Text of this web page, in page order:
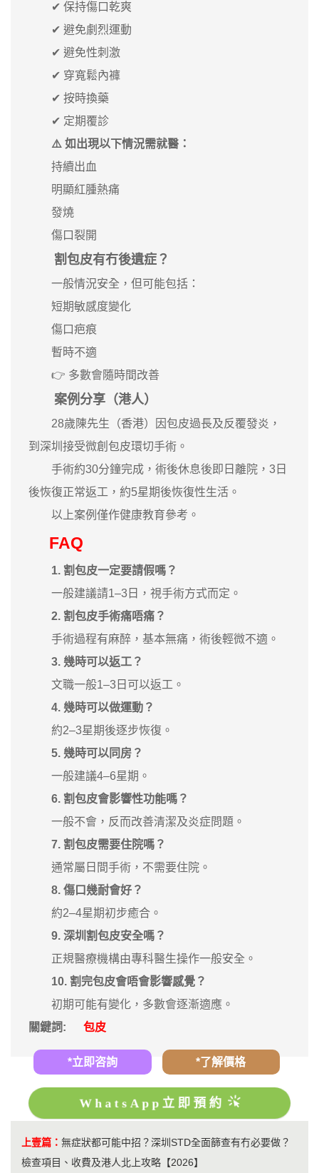
✔ 保持傷口乾爽
✔ 避免劇烈運動
✔ 避免性刺激
✔ 穿寬鬆內褲
✔ 按時換藥
✔ 定期覆診
⚠️ 如出現以下情況需就醫：
持續出血
明顯紅腫熱痛
發燒
傷口裂開
割包皮有冇後遺症？
一般情況安全，但可能包括：
短期敏感度變化
傷口疤痕
暫時不適
👉 多數會隨時間改善
案例分享（港人）
28歲陳先生（香港）因包皮過長及反覆發炎，
到深圳接受微創包皮環切手術。
手術約30分鐘完成，術後休息後即日離院，3日
後恢復正常返工，約5星期後恢復性生活。
以上案例僅作健康教育參考。
FAQ
1. 割包皮一定要請假嗎？
一般建議請1–3日，視手術方式而定。
2. 割包皮手術痛唔痛？
手術過程有麻醉，基本無痛，術後輕微不適。
3. 幾時可以返工？
文職一般1–3日可以返工。
4. 幾時可以做運動？
約2–3星期後逐步恢復。
5. 幾時可以同房？
一般建議4–6星期。
6. 割包皮會影響性功能嗎？
一般不會，反而改善清潔及炎症問題。
7. 割包皮需要住院嗎？
通常屬日間手術，不需要住院。
8. 傷口幾耐會好？
約2–4星期初步癒合。
9. 深圳割包皮安全嗎？
正規醫療機構由專科醫生操作一般安全。
10. 割完包皮會唔會影響感覺？
初期可能有變化，多數會逐漸適應。
關鍵詞:
包皮
*立即咨詢 *了解價格
WhatsApp立即預約
上壹篇： 無症狀都可能中招？深圳STD全面篩查有冇必要做？
檢查項目、收費及港人北上攻略【2026】